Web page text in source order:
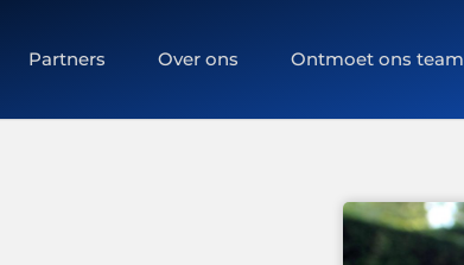
Partners Over ons Ontmoet ons team